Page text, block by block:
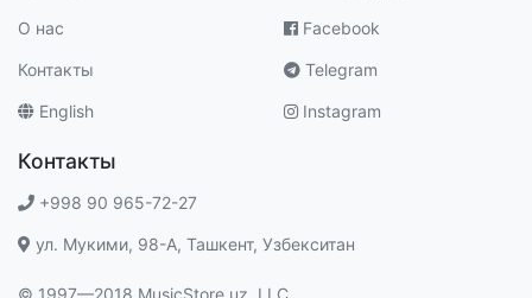
О нас
Контакты
English
Facebook
Telegram
Instagram
Контакты
+998 90 965-72-27
ул. Мукими, 98-A, Ташкент, Узбекситан
© 1997—2018 MusicStore.uz, LLC